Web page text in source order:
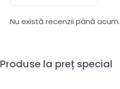
Nu există recenzii până acum.
Produse la preț special